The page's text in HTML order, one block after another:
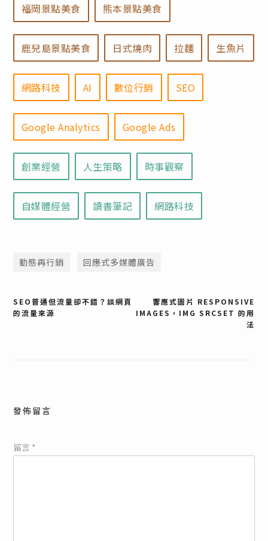
福岡景點美食 熊本景點美食
鹿兒島景點美食 日式燒肉 拉麵 生魚片
網路科技 AI 數位行銷 SEO
Google Analytics Google Ads
創業經營 人生策略 時事觀察
自媒體經營 讀書筆記 網路科技
動態再行銷 回應式多媒體廣告
文
響應式圖片 RESPONSIVE
IMAGES，IMG SRCSET 的用
法
SEO普通但流量卻不錯？談網頁
的流量來源
發佈留言
留言 *